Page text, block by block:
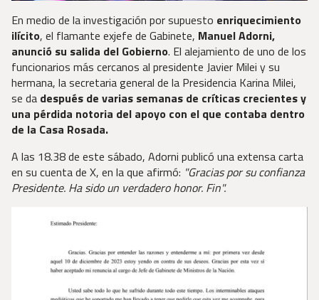
En medio de la investigación por supuesto enriquecimiento
ilícito, el flamante exjefe de Gabinete, Manuel Adorni,
anunció su salida del Gobierno. El alejamiento de uno de los
funcionarios más cercanos al presidente Javier Milei y su
hermana, la secretaria general de la Presidencia Karina Milei,
se da después de varias semanas de críticas crecientes y
una pérdida notoria del apoyo con el que contaba dentro
de la Casa Rosada.
A las 18.38 de este sábado, Adorni publicó una extensa carta
en su cuenta de X, en la que afirmó: "Gracias por su confianza
Presidente. Ha sido un verdadero honor. Fin".